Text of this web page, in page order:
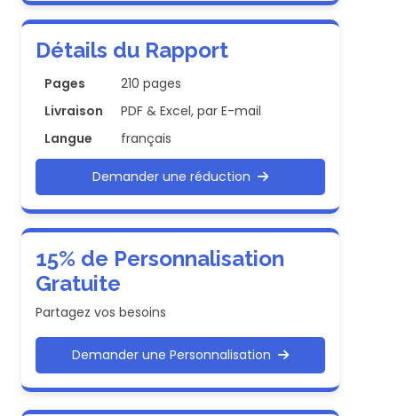
Détails du Rapport
Pages
210 pages
Livraison
PDF & Excel, par E-mail
Langue
français
Demander une réduction
15% de Personnalisation
Gratuite
Partagez vos besoins
Demander une Personnalisation